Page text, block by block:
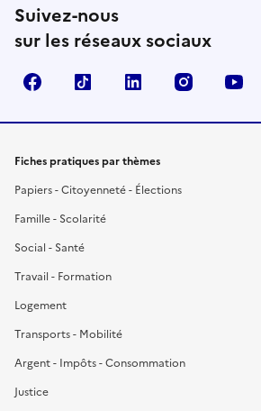
Suivez-nous
sur les réseaux sociaux
FacebookTikTok LinkedIn Instagram
Fiches pratiques par thèmes
Papiers - Citoyenneté - Élections
Famille - Scolarité
Social - Santé
Travail - Formation
Logement
Transports - Mobilité
Argent - Impôts - Consommation
Justice